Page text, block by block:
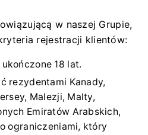
w naszej Grupie,
rejestracji klientów:
18 lat.
rezydentami Kanady,
Malezji, Malty,
Emiratów Arabskich,
ograniczeniami, który